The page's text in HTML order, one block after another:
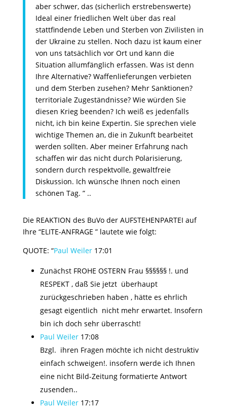
aber schwer, das (sicherlich erstrebenswerte)
Ideal einer friedlichen Welt über das real
stattfindende Leben und Sterben von Zivilisten in
der Ukraine zu stellen. Noch dazu ist kaum einer
von uns tatsächlich vor Ort und kann die
Situation allumfänglich erfassen. Was ist denn
Ihre Alternative? Waffenlieferungen verbieten
und dem Sterben zusehen? Mehr Sanktionen?
territoriale Zugeständnisse? Wie würden Sie
diesen Krieg beenden? Ich weiß es jedenfalls
nicht, ich bin keine Expertin. Sie sprechen viele
wichtige Themen an, die in Zukunft bearbeitet
werden sollten. Aber meiner Erfahrung nach
schaffen wir das nicht durch Polarisierung,
sondern durch respektvolle, gewaltfreie
Diskussion. Ich wünsche Ihnen noch einen
schönen Tag. ” ..
Die REAKTION des BuVo der AUFSTEHENPARTEI auf
Ihre “ELITE-ANFRAGE ” lautete wie folgt:
QUOTE: “Paul Weiler 17:01
Zunächst FROHE OSTERN Frau §§§§§§ !. und
RESPEKT , daß Sie jetzt überhaupt
zurückgeschrieben haben , hätte es ehrlich
gesagt eigentlich nicht mehr erwartet. Insofern
bin ich doch sehr überrascht!
Paul Weiler 17:08
Bzgl. ihren Fragen möchte ich nicht destruktiv
einfach schweigen!. insofern werde ich Ihnen
eine nicht Bild-Zeitung formatierte Antwort
zusenden..
Paul Weiler 17:17